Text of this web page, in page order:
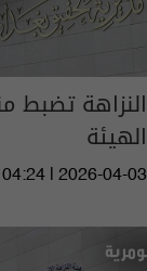
النزاهة
الهيئة
04:24 | 2026-04-03